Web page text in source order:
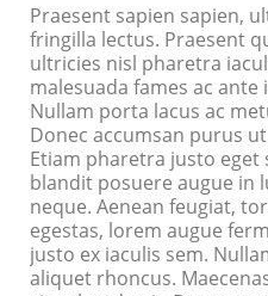
Praesent sapien sapien,
fringilla lectus. Praesent
ultricies nisl pharetra
malesuada fames ac
Nullam porta lacus ac
Donec accumsan purus
Etiam pharetra justo eget
blandit posuere augue in
neque. Aenean feugiat,
egestas, lorem augue
justo ex iaculis sem.
aliquet rhoncus.